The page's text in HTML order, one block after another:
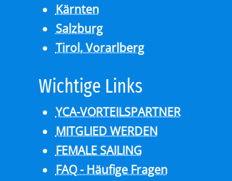
Kärnten
Salzburg
Tirol, Vorarlberg
Wich­ti­ge Links
YCA-VORTEILSPARTNER
MITGLIED WERDEN
FEMALE SAILING
FAQ - Häufige Fragen